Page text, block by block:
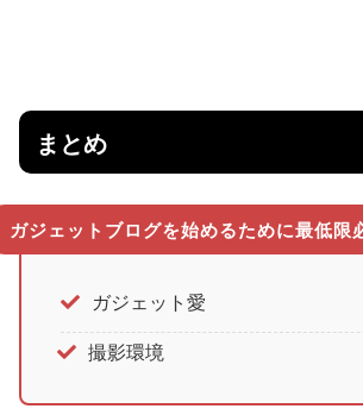
まとめ
ガジェットブログを始めるために最低限
ガジェット愛
撮影環境